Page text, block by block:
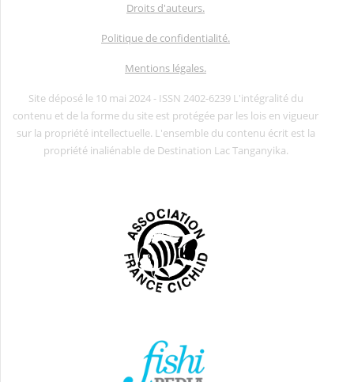
Droits d'auteurs.
Politique de confidentialité.
Mentions légales.
Site déposé le 10 mai 2024 - ISSN 2402-6239 L'intégralité du
contenu et de la forme du site est protégée par les lois en vigueur
sur la propriété intellectuelle. L'ensemble du contenu écrit est la
propriété inaliénable de Destination Lac Tanganyika.